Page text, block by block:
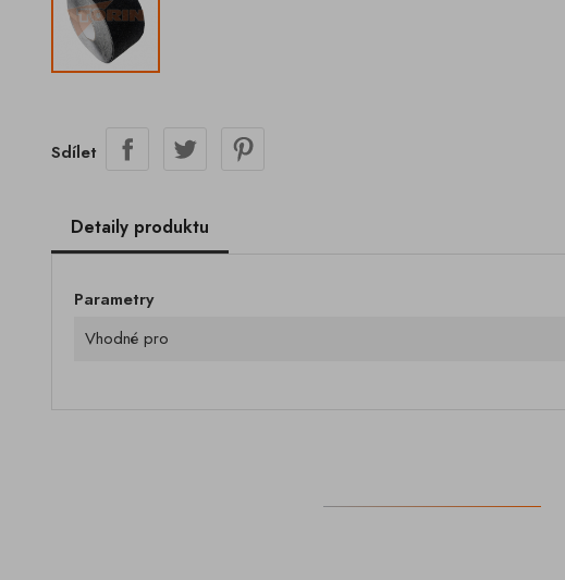
Sdílet
Detaily produktu
Parametry
Vhodné pro